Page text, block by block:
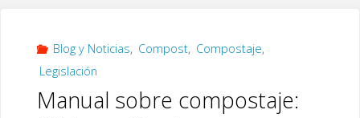
compost
Blog y Noticias, Compost, Compostaje,
Legislación
Manual sobre compostaje: